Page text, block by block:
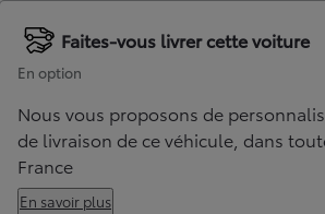
Faites-vous livrer cette voiture
En option
Nous vous proposons de
de livraison de ce véhicule, dans
France
En savoir plus